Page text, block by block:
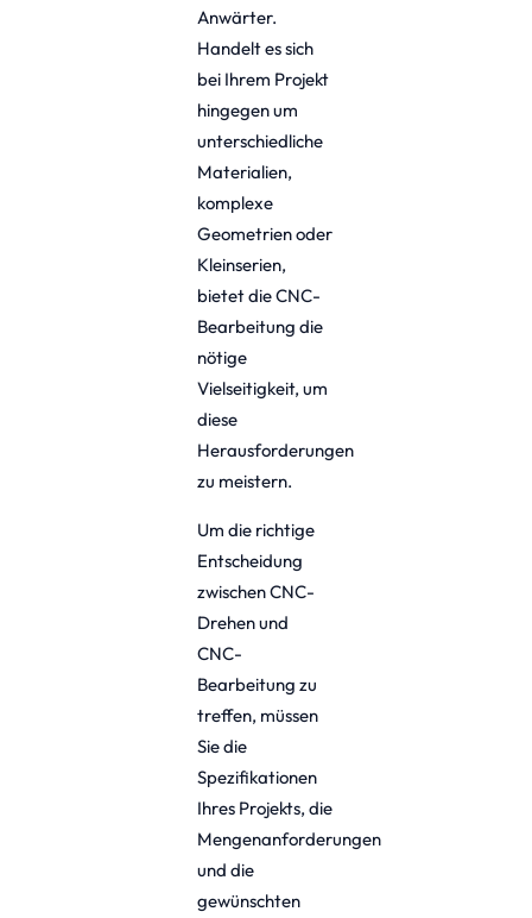
Anwärter.
Handelt es sich
bei Ihrem Projekt
hingegen um
unterschiedliche
Materialien,
komplexe
Geometrien oder
Kleinserien,
bietet die CNC-
Bearbeitung die
nötige
Vielseitigkeit, um
diese
Herausforderungen
zu meistern.
Um die richtige
Entscheidung
zwischen CNC-
Drehen und
CNC-
Bearbeitung zu
treffen, müssen
Sie die
Spezifikationen
Ihres Projekts, die
Mengenanforderungen
und die
gewünschten